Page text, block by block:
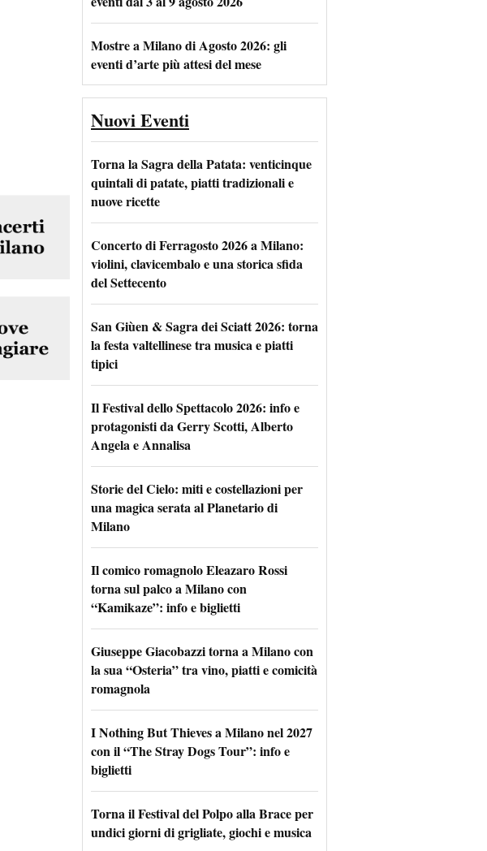
Mostre a Milano di Agosto 2026: gli
eventi d’arte più attesi del mese
Nuovi Eventi
Torna la Sagra della Patata: venticinque
quintali di patate, piatti tradizionali e
nuove ricette
Concerto di Ferragosto 2026 a Milano:
violini, clavicembalo e una storica sfida
del Settecento
San Giùen & Sagra dei Sciatt 2026: torna
la festa valtellinese tra musica e piatti
tipici
Il Festival dello Spettacolo 2026: info e
protagonisti da Gerry Scotti, Alberto
Angela e Annalisa
Storie del Cielo: miti e costellazioni per
una magica serata al Planetario di
Milano
Il comico romagnolo Eleazaro Rossi
torna sul palco a Milano con
“Kamikaze”: info e biglietti
Giuseppe Giacobazzi torna a Milano con
la sua “Osteria” tra vino, piatti e comicità
romagnola
I Nothing But Thieves a Milano nel 2027
con il “The Stray Dogs Tour”: info e
biglietti
Torna il Festival del Polpo alla Brace per
undici giorni di grigliate, giochi e musica